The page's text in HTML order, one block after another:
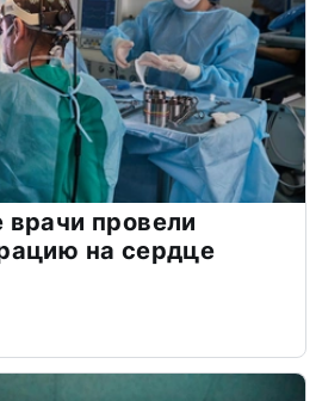
провели
на сердце